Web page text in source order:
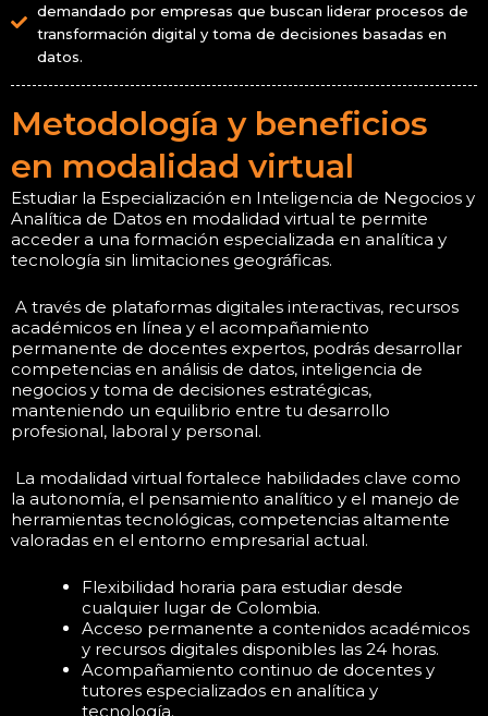
demandado por empresas que buscan liderar procesos de
transformación digital y toma de decisiones basadas en
datos.
Metodología y beneficios
en modalidad virtual
Estudiar la Especialización en Inteligencia de Negocios y
Analítica de Datos en modalidad virtual te permite
acceder a una formación especializada en analítica y
tecnología sin limitaciones geográficas.
A través de plataformas digitales interactivas, recursos
académicos en línea y el acompañamiento
permanente de docentes expertos, podrás desarrollar
competencias en análisis de datos, inteligencia de
negocios y toma de decisiones estratégicas,
manteniendo un equilibrio entre tu desarrollo
profesional, laboral y personal.
La modalidad virtual fortalece habilidades clave como
la autonomía, el pensamiento analítico y el manejo de
herramientas tecnológicas, competencias altamente
valoradas en el entorno empresarial actual.
Flexibilidad horaria para estudiar desde
cualquier lugar de Colombia.
Acceso permanente a contenidos académicos
y recursos digitales disponibles las 24 horas.
Acompañamiento continuo de docentes y
tutores especializados en analítica y
tecnología.